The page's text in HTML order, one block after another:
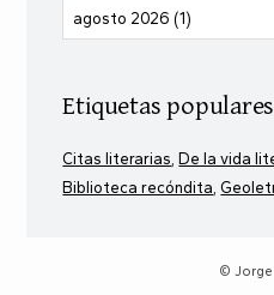
Etiquetas populares
Citas literarias De la vida
Biblioteca recóndita
© Jorge